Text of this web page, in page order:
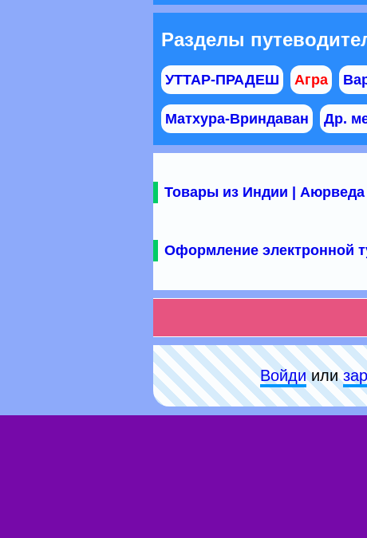
Разделы
УТТАР-ПРАДЕШ Агра
Матхура-Вриндаван Др.
Товары из Индии | Аюрведа
Оформление электронной
Войдиили